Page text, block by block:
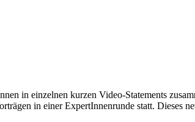
in einzelnen kurzen Video-Statements
in einer ExpertInnenrunde statt. Dieses